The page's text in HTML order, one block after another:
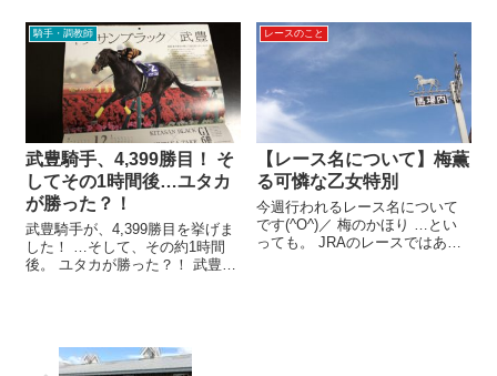
ル前は迫力ある叩き合いで、と
っても見応えがありました！ で
も。 祭りが終わった後の寂し
さ、というか…。 馬券の買い
ス騎手。 免許期間は、6/28の日
曜日までです。 6/25時点で、ゴ
ンサルベス騎手は13勝をあげて
騎手・調教師
武豊騎手、4,399勝目！ そ
してその1時間後…ユタカ
が勝った？！
武豊騎手が、4,399勝目を挙げま
した！ …そして、その約1時間
後。 ユタカが勝った？！ 武豊騎
豊騎手は4,3...
レースのこと
【レース名について】梅薫
る可憐な乙女特別
今週行われるレース名について
です(^O^)／ 梅のかほり …とい
っても。 JRAのレースではあり